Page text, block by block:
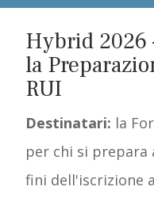
Hybrid 2026
la
RUI
Destinatari: la
per chi si prepara
fini dell'iscrizione